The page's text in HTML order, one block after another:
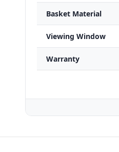
Basket Material
Viewing Window
Warranty